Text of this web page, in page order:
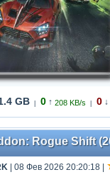
GB 0 ↑ 208 KB/s 0 ↓
Rogue Shift
| 08 Фев 2026 20:20:18